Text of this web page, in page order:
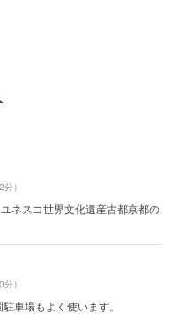
分）
ネスコ世界文化遺産古都京都の
分）
車場もよく使います。